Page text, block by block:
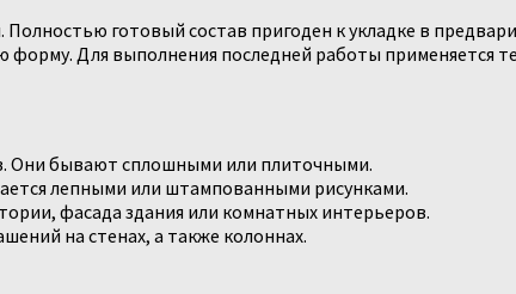
готовый состав пригоден к укладке в
Для выполнения последней работы применяется
Они бывают сплошными или плиточными.
лепными или штампованными рисунками.
фасада здания или комнатных интерьеров.
на стенах, а также колоннах.